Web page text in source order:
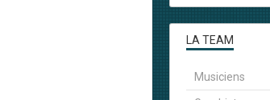
LA TEAM
Musiciens